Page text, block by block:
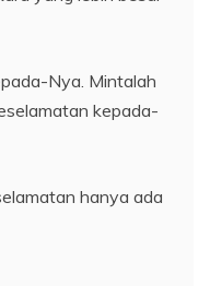
Nya. Mintalah
kepada-
hanya ada